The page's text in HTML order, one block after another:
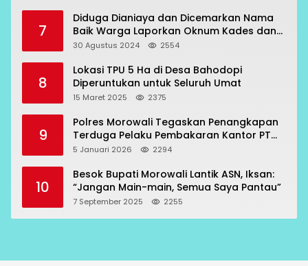
7
Diduga Dianiaya dan Dicemarkan Nama
Baik Warga Laporkan Oknum Kades dan
Oknum Polisi
30 Agustus 2024 2554
8
Lokasi TPU 5 Ha di Desa Bahodopi
Diperuntukan untuk Seluruh Umat
15 Maret 2025 2375
9
Polres Morowali Tegaskan Penangkapan
Terduga Pelaku Pembakaran Kantor PT
RCP Sesuai Prosedur
5 Januari 2026 2294
10
Besok Bupati Morowali Lantik ASN, Iksan:
“Jangan Main-main, Semua Saya Pantau”
7 September 2025 2255